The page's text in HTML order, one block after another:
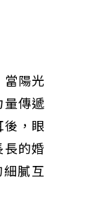
陽光
傳遞
後，眼
的婚
膩互